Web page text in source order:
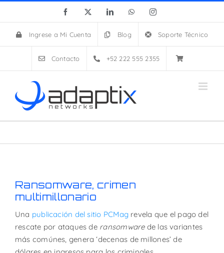
content
Facebook
X LinkedInWhatsAppInstagram
Ingrese a Mi Cuenta Blog Soporte Técnico
Contacto +52 222 555 2355
Ransomware, crimen
multimillonario
Una publicación del sitio PCMagrevela que el pago del
rescate por ataques de ransomwarede las variantes
más comúnes, genera ‘decenas de millones’ de